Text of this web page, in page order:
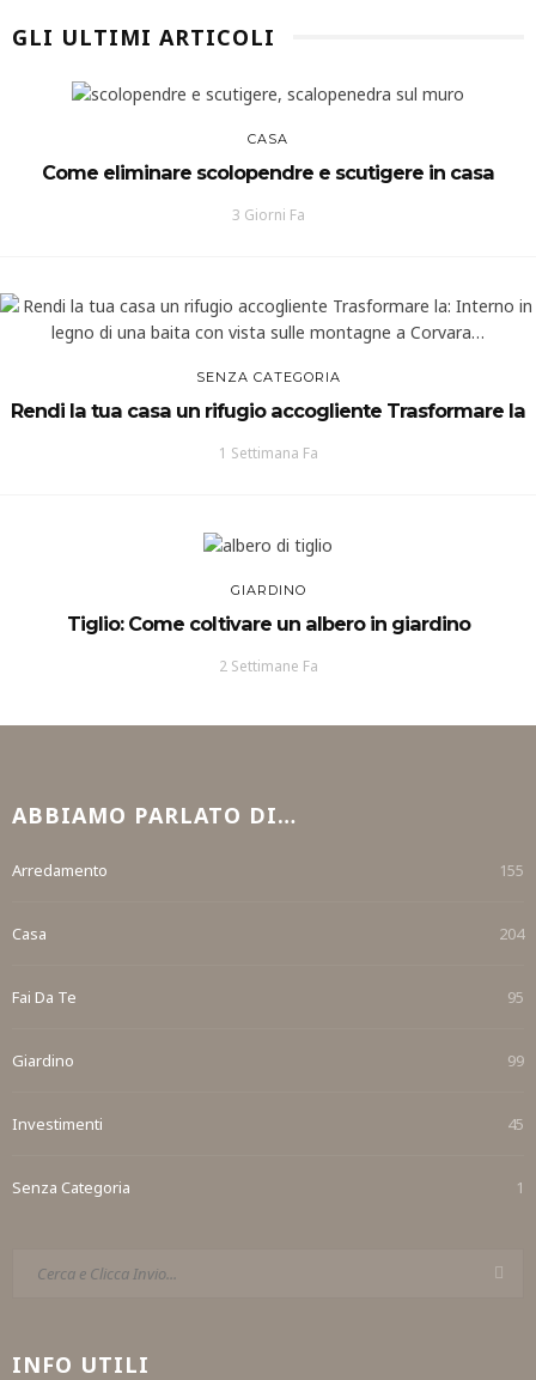
GLI ULTIMI ARTICOLI
CASA
Come eliminare scolopendre e scutigere in casa
3 Giorni Fa
SENZA CATEGORIA
Rendi la tua casa un rifugio accogliente Trasformare la
1 Settimana Fa
GIARDINO
Tiglio: Come coltivare un albero in giardino
2 Settimane Fa
ABBIAMO PARLATO DI…
Arredamento 155
Casa 204
Fai Da Te 95
Giardino 99
Investimenti 45
Senza Categoria 1
INFO UTILI